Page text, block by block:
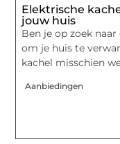
Elektrische
jouw huis
Ben je op zoek
om je huis te
kachel misschien
Aanbiedingen